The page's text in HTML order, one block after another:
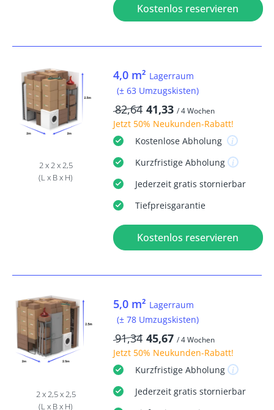
Kostenlos reservieren
2 x 2 x 2,5
(L x B x H)
4,0 m² Lagerraum
(± 63 Umzugskisten)
82,64 41,33 / 4 Wochen
Jetzt 50% Neukunden-Rabatt!
KostenloseAbholung
KurzfristigeAbholung
Jederzeit gratis stornierbar
Tiefpreisgarantie
Kostenlos reservieren
2 x 2,5 x 2,5
(L x B x H)
5,0 m² Lagerraum
(± 78 Umzugskisten)
91,34 45,67 / 4 Wochen
Jetzt 50% Neukunden-Rabatt!
KurzfristigeAbholung
Jederzeit gratis stornierbar